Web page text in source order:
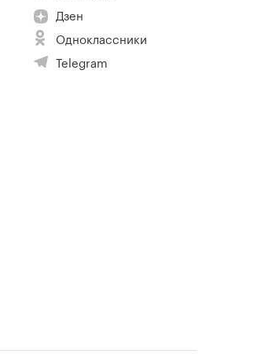
Дзен
Одноклассники
Telegram